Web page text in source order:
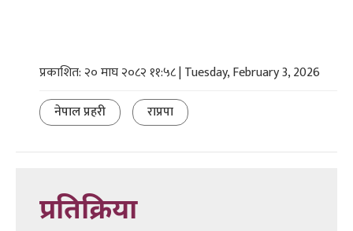
प्रकाशित: २० माघ २०८२ ११:५८ | Tuesday, February 3, 2026
नेपाल प्रहरी
राप्रपा
प्रतिक्रिया